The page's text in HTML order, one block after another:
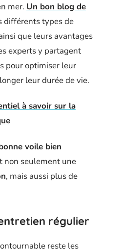
mer. Un bon blog de
différents types de
que leurs avantages
experts y partagent
pour optimiser leur
leur durée de vie.
à savoir sur la
voile bien
non seulement une
, mais aussi plus de
régulier
reste les